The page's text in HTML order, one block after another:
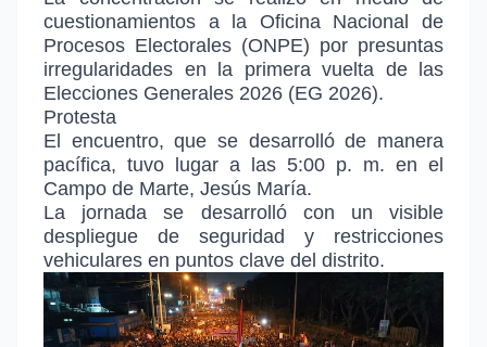
cuestionamientos a la Oficina Nacional de
Procesos Electorales (ONPE) por presuntas
irregularidades en la primera vuelta de las
Elecciones Generales 2026 (EG 2026).
Protesta
El encuentro, que se desarrolló de manera
pacífica, tuvo lugar a las 5:00 p. m. en el
Campo de Marte, Jesús María.
La jornada se desarrolló con un visible
despliegue de seguridad y restricciones
vehiculares en puntos clave del distrito.